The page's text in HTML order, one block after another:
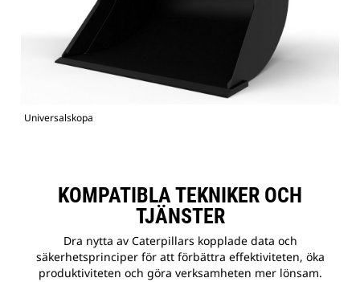
Universalskopa
KOMPATIBLA TEKNIKER OCH
TJÄNSTER
Dra nytta av Caterpillars kopplade data och
säkerhetsprinciper för att förbättra effektiviteten, öka
produktiviteten och göra verksamheten mer lönsam.